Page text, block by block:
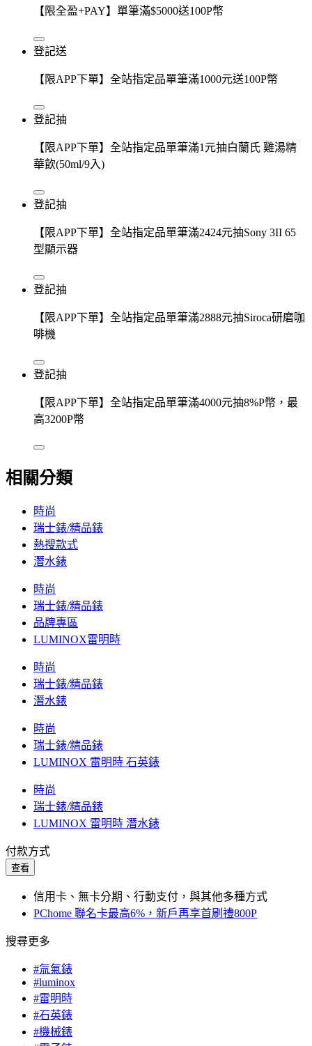
【限全盈+PAY】單筆滿$5000送100P幣
登記送
【限APP下單】全站指定品單筆滿1000元送100P幣
登記抽
【限APP下單】全站指定品單筆滿1元抽白蘭氏 雞湯精
華飲(50ml/9入)
登記抽
【限APP下單】全站指定品單筆滿2424元抽Sony 3II 65
型顯示器
登記抽
【限APP下單】全站指定品單筆滿2888元抽Siroca研磨咖
啡機
登記抽
【限APP下單】全站指定品單筆滿4000元抽8%P幣，最
高3200P幣
相關分類
時尚
瑞士錶/精品錶
熱搜款式
潛水錶
時尚
瑞士錶/精品錶
品牌專區
LUMINOX雷明時
時尚
瑞士錶/精品錶
潛水錶
時尚
瑞士錶/精品錶
LUMINOX 雷明時 石英錶
時尚
瑞士錶/精品錶
LUMINOX 雷明時 潛水錶
付款方式
查看
信用卡、無卡分期、行動支付，與其他多種方式
PChome 聯名卡最高6%，新戶再享首刷禮800P
搜尋更多
#氚氣錶
#luminox
#雷明時
#石英錶
#機械錶